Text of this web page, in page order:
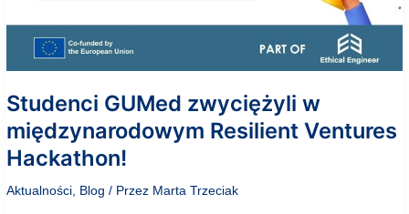
Studenci GUMed zwyciężyli w
międzynarodowym Resilient Ventures
Hackathon!
Aktualności, Blog / Przez Marta Trzeciak